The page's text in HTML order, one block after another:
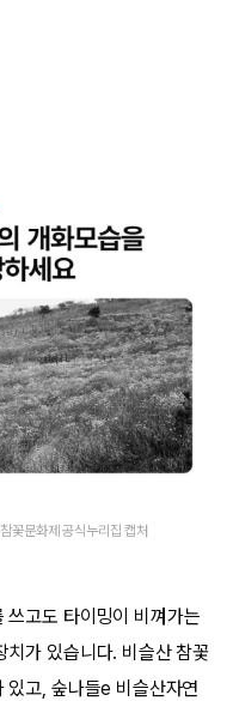
꽃문화제 공식누리집 캡처
쓰고도 타이밍이 비껴가는
치가 있습니다. 비슬산 참꽃
있고, 숲나들e 비슬산자연